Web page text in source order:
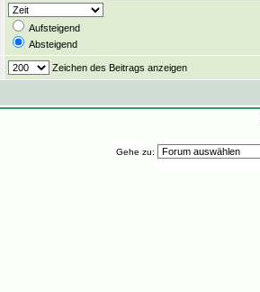
Aufsteigend
Absteigend
Zeichen des Beitrags anzeigen
Gehe zu: